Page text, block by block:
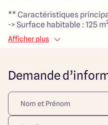
** Caractéristiques
-> Surface habitable : 125
-> Garage : 20 m²
-> Chambres : 4 chambres
jardin
-> Toilettes : 2 toilettes
**Atouts supplémentaires :
Afficher plus
Demande